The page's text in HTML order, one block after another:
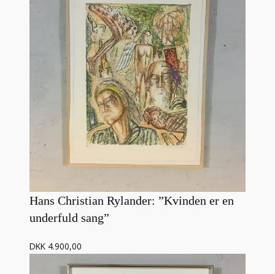
Hans Christian Rylander: ”Kvinden er en
underfuld sang”
DKK 4.900,00